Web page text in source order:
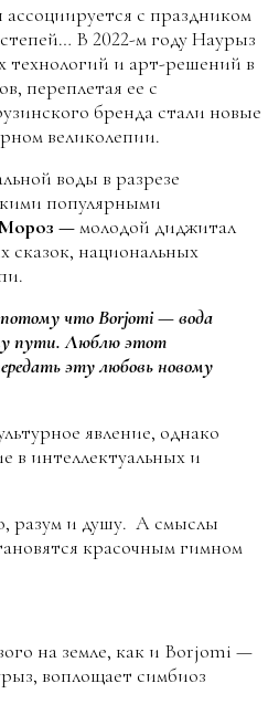
с праздником
В 2022-м году Наурыз
и арт-решений в
переплетая ее с
бренда стали новые
великолепии.
воды в разрезе
популярными
—молодой диджитал
сказок, национальных
что Borjomi — вода
пути. Люблю этот
эту любовь новому
явление, однако
в интеллектуальных и
разум и душу. А смыслы
красочным гимном
на земле, как и Borjomi —
воплощает симбиоз